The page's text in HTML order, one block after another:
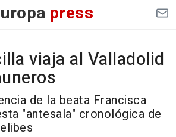
press
viaja al Valladolid
de la beata Francisca
"antesala" cronológica de